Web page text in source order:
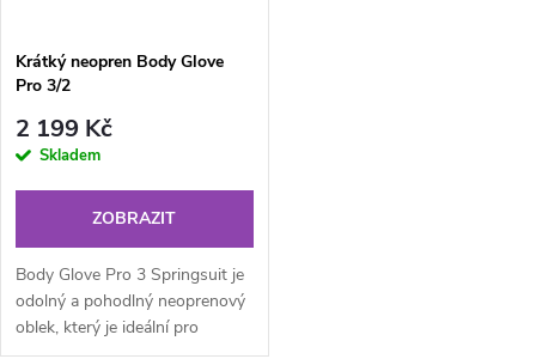
Krátký neopren Body Glove
Pro 3/2
2 199 Kč
Skladem
ZOBRAZIT
Body Glove Pro 3 Springsuit je
odolný a pohodlný neoprenový
oblek, který je ideální pro
všechny vodní sporty. Díky